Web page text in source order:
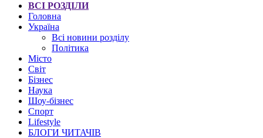
ВСІ РОЗДІЛИ
Головна
Україна
Всі новини розділу
Політика
Місто
Світ
Бізнес
Наука
Шоу-бізнес
Спорт
Lifestyle
БЛОГИ ЧИТАЧІВ